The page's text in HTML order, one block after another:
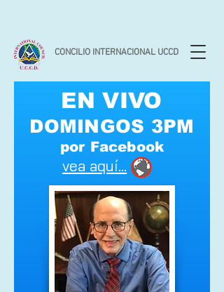
CONCILIO INTERNACIONAL UCCD
EN VIVO
DOMINGOS 3PM
por Facebook
vea aquí...